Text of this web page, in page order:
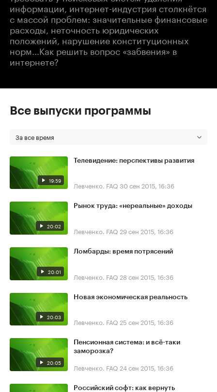
информации, интернет-индустрия столкнётся
с массой проблем: значительные финансовые
расходы, неточность юридических
положений, нарушение конституционных
норм...Как решить вопрос «забвения» в
интернете?
Все выпуски программы
За все время
19:59
Телевидение: перспективы развития
Левченко. FAQ 30 сен 2015, 16:36
20:02
Рынок труда: «нереальные» доходы
Левченко. FAQ 29 сен 2015, 16:36
20:01
Ломбарды: время потрясений
Левченко. FAQ 28 сен 2015, 16:36
20:03
Новая экономическая реальность
Левченко. FAQ 25 сен 2015, 16:36
20:05
Пенсионная система: и всё-таки
заморозка?
Левченко. FAQ 24 сен 2015, 16:36
Российский софт: как вернуть